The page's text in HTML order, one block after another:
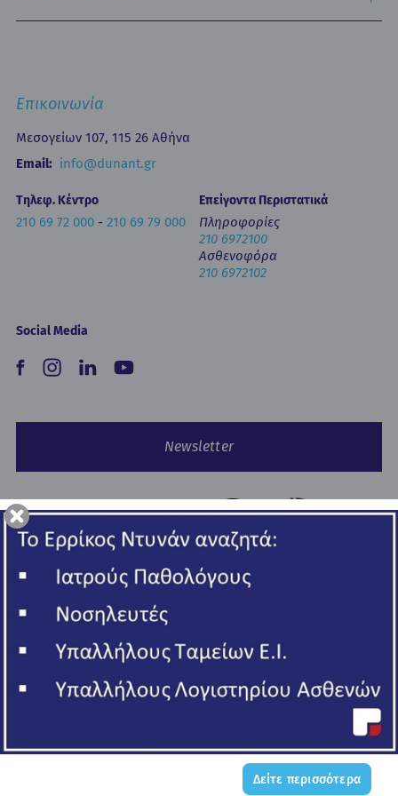
Οικονομικά Μεγέθη
Δελτία Τύπου - Ανακοινώσεις
Εκπαίδευση
Έντυπα
Επικοινωνία
Μεσογείων 107, 115 26 Αθήνα
Email: info@dunant.gr
Τηλεφ. Κέντρο
210 69 72 000- 210 69 79 000
Επείγοντα Περιστατικά
Πληροφορίες
210 6972100
Ασθενοφόρα
210 6972102
Social Media
Newsletter
Copyright © 2026 Ερρίκος Ντυνάν Hospital Center.
All rights reserved
ΓΕΜΗ 006502201000
Πολιτική Απορρήτου
Όροι Συμμετοχής σε Διαγωνισμό
Δείτε περισσότερα